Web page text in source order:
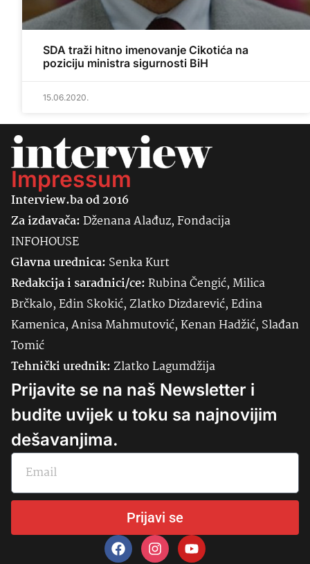
SDA traži hitno imenovanje Cikotića na
poziciju ministra sigurnosti BiH
15.06.2020.
Impressum
Interview.ba od 2016
Za izdavača:Dženana Alađuz, Fondacija
INFOHOUSE
Glavna urednica: SenkaKurt
Redakcija i saradnici/ce:Rubina Čengić, Milica
Brčkalo, Edin Skokić, Zlatko Dizdarević, Edina
Kamenica, Anisa Mahmutović, Kenan Hadžić, Slađan
Tomić
Tehnički urednik:Zlatko Lagumdžija
Prijavite se na naš Newsletter i
budite uvijek u toku sa najnovijim
dešavanjima.
Prijavi se